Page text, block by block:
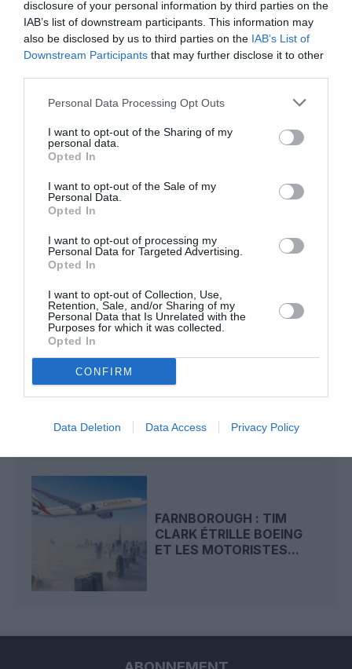
disclosure of your personal information by third parties on the
IAB’s list of downstream participants. This information may
also be disclosed by us to third parties on the IAB’s List of
Downstream Participants that may further disclose it to other
Personal Data Processing Opt Outs
I want to opt-out of the Sharing of my
personal data.
Opted In
I want to opt-out of the Sale of my
Personal Data.
Opted In
I want to opt-out of processing my
Personal Data for Targeted Advertising.
Opted In
I want to opt-out of Collection, Use,
Retention, Sale, and/or Sharing of my
Personal Data that Is Unrelated with the
Purposes for which it was collected.
Opted In
CONFIRM
Data Deletion Data Access Privacy Policy
Aéroport néerlandais saturéa commenté l'article :
Bruxelles–Porto : Transavia ouvre une nouvelle liaison
loisirs à partir de décembre 2026
CLASSE ECONOMIE
PREMIUM D’EMIRATES...
FARNBOROUGH 2026 :
AIRBUS, LES
FARNBOROUGH : TIM
CLARK ÉTRILLE BOEING
ET LES MOTORISTES...